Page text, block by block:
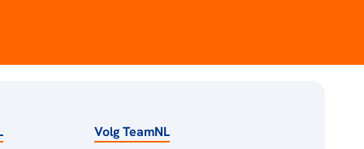
Volg TeamNL